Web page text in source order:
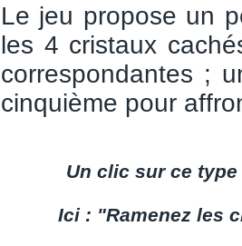
Le jeu propose un
les 4 cristaux
correspondantes ;
cinquième pour
Un clic sur ce
Ici : "Ramenez les